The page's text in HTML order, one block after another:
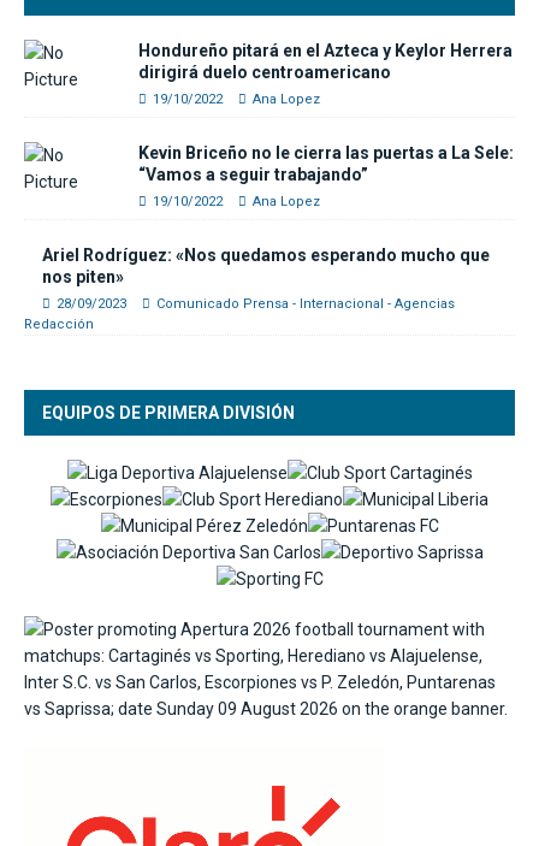
Hondureño pitará en el Azteca y Keylor Herrera
dirigirá duelo centroamericano
19/10/2022 Ana Lopez
Kevin Briceño no le cierra las puertas a La Sele:
“Vamos a seguir trabajando”
19/10/2022 Ana Lopez
Ariel Rodríguez: «Nos quedamos esperando mucho que
nos piten»
28/09/2023
Comunicado Prensa - Internacional - Agencias
Redacción
EQUIPOS DE PRIMERA DIVISIÓN